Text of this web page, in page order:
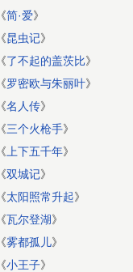
《简·爱》
《昆虫记》
《了不起的盖茨比》
《罗密欧与朱丽叶》
《名人传》
《三个火枪手》
《 上下五千年》
《双城记》
《太阳照常升起》
《瓦尔登湖》
《雾都孤儿》
《小王子》